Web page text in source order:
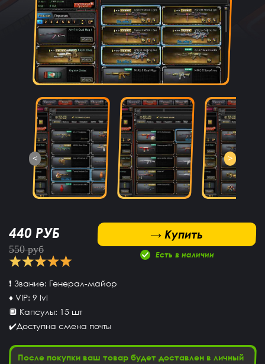
< >
440 РУБ
550 руб
→ Купить
Купить
Есть в наличии
❗ Звание: Генерал-майор
♦ VIP: 9 lvl
🔲 Капсулы: 15 шт
✔️Доступна смена почты
После покупки ваш товар будет доставлен в личный